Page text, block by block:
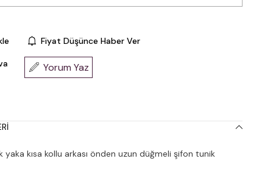
Fiyat Düşünce Haber Ver
Yorum Yaz
yaka kısa kollu arkası önden uzun düğmeli şifon tunik